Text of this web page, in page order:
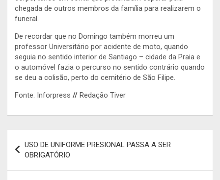
chegada de outros membros da família para realizarem o
funeral.
De recordar que no Domingo também morreu um
professor Universitário por acidente de moto, quando
seguia no sentido interior de Santiago – cidade da Praia e
o automóvel fazia o percurso no sentido contrário quando
se deu a colisão, perto do cemitério de São Filipe.
Fonte: Inforpress // Redação Tiver
de
artigos
USO DE UNIFORME PRESIONAL PASSA A SER
OBRIGATÓRIO